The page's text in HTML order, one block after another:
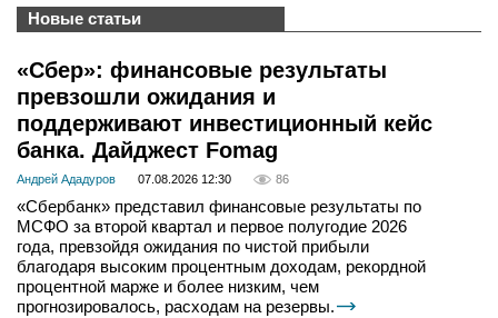
Новые статьи
«Сбер»: финансовые результаты
превзошли ожидания и
поддерживают инвестиционный кейс
банка. Дайджест Fomag
Андрей Ададуров 07.08.2026 12:30 86
«Сбербанк» представил финансовые результаты по
МСФО за второй квартал и первое полугодие 2026
года, превзойдя ожидания по чистой прибыли
благодаря высоким процентным доходам, рекордной
процентной марже и более низким, чем
прогнозировалось, расходам на резервы.